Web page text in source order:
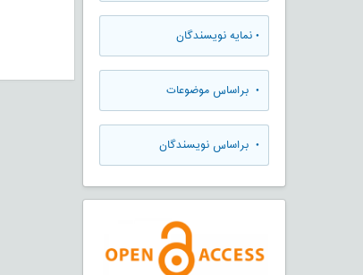
• نمایه نویسندگان
• براساس موضوعات
• براساس نویسندگان